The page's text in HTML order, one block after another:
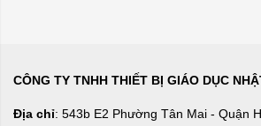
CÔNG TY TNHH THIẾT BỊ GIÁO DỤC
Địa chỉ: 543b E2 Phường Tân Mai - Quận